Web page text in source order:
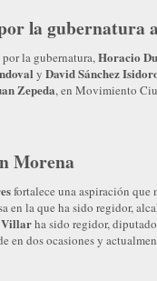
la gubernatura
la gubernatura,Horacio
y David Sánchez
Zepeda, en Movimiento
Morena
fortalece una aspiración que
en la que ha sido regidor,
Villarha sido regidor,
en dos ocasiones y